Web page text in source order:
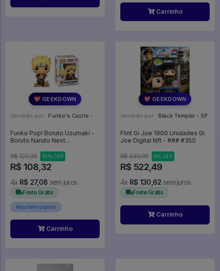
Carrinho
💖 GEEKDOWN
Vendido por: Funko's Castle - SP
Funko Pop! Boruto Uzumaki -
Boruto Naruto Next
R$ 120,36
10% OFF
R$ 108,32
4x R$ 27,08 sem juros
Frete Grátis
Aqui tem cupom
Carrinho
💖 GEEKDOWN
Vendido por: Black Templar - SP
Flint Gi Joe 1900 Unidades Gi
Joe Digital Nft - ### #350
R$ 549,99 5% OFF
R$ 522,49
4x R$ 130,62 sem juros
Frete Grátis
Carrinho